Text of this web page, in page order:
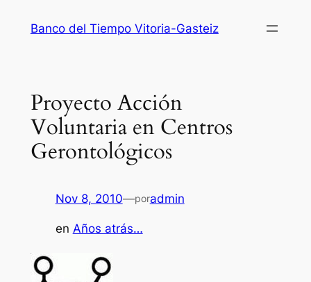
Banco del Tiempo Vitoria-Gasteiz
Proyecto Acción
Voluntaria en Centros
Gerontológicos
Nov 8, 2010—poradmin
en Años atrás…